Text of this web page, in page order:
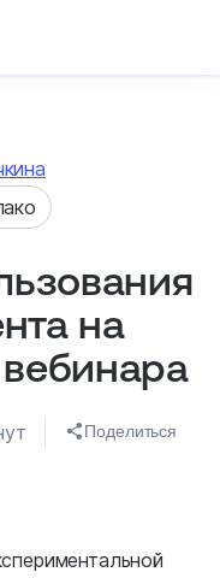
на
Поделиться